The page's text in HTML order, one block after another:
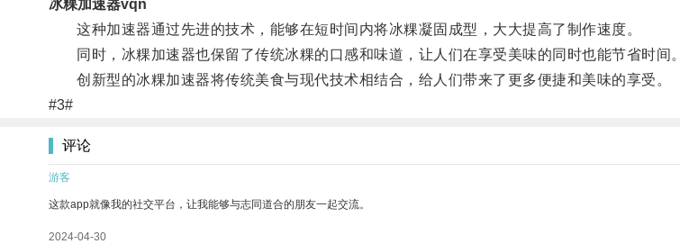
冰粿加速器vqn
这种加速器通过先进的技术，能够在短时间内将冰粿凝固成型，大大提高了制作速度。
同时，冰粿加速器也保留了传统冰粿的口感和味道，让人们在享受美味的同时也能节省时间。
创新型的冰粿加速器将传统美食与现代技术相结合，给人们带来了更多便捷和美味的享受。
#3#
评论
游客
这款app就像我的社交平台，让我能够与志同道合的朋友一起交流。
2024-04-30